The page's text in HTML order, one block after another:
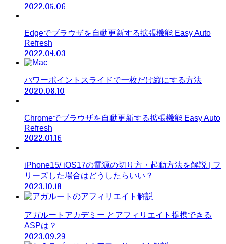
2022.05.06
Edgeでブラウザを自動更新する拡張機能 Easy Auto
Refresh
2022.04.03
パワーポイントスライドで一枚だけ縦にする方法
2020.08.10
Chromeでブラウザを自動更新する拡張機能 Easy Auto
Refresh
2022.01.16
iPhone15/ iOS17の電源の切り方・起動方法を解説 | フ
リーズした場合はどうしたらいい？
2023.10.18
アガルートアカデミー とアフィリエイト提携できる
ASPは？
2023.09.29